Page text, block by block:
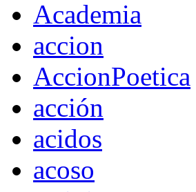
Academia
accion
AccionPoetica
acción
acidos
acoso